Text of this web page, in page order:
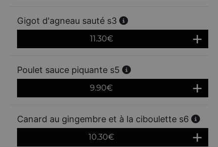
Gigot d'agneau sauté s3
11.30€
Poulet sauce piquante s5
9.90€
Canard au gingembre et à la ciboulette s6
10.30€